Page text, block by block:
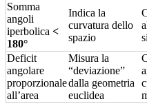
Somma
angoli
iperbolica <
180°
Indica la
curvatura dello
spazio
Deficit
angolare
proporzionale
all’area
Misura la
“deviazione”
dalla geometria
euclidea